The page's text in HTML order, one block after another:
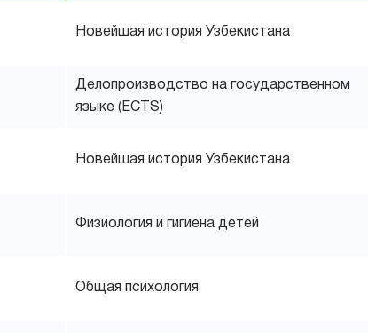
Новейшая история Узбекистана
Делопроизводство на государственном
языке (ECTS)
Новейшая история Узбекистана
Физиология и гигиена детей
Общая психология